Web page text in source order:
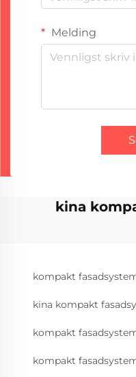
Melding
kina
kompakt
kina kompakt
kompakt
kompakt